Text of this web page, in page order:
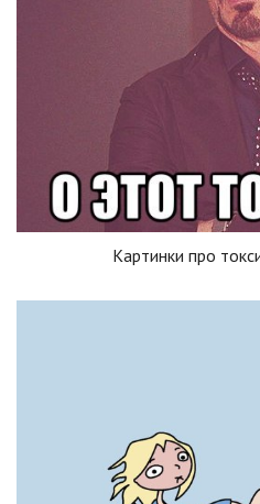
Картинки про